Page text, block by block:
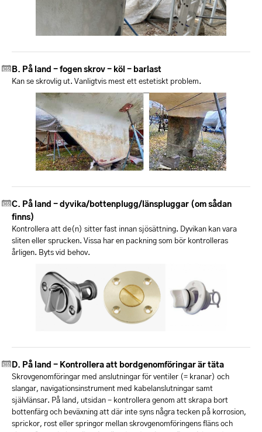
På land - fogen skrov - köl - barlast
Kan se skrovlig ut. Vanligtvis mest ett estetiskt problem.
På land - dyvika/bottenplugg/länspluggar (om sådan
finns)
Kontrollera att de(n) sitter fast innan sjösättning. Dyvikan kan vara
sliten eller sprucken. Vissa har en packning som bör kontrolleras
årligen. Byts vid behov.
På land - Kontrollera att bordgenomföringar är täta
Skrovgenomföringar med anslutningar för ventiler (= kranar) och
slangar, navigationsinstrument med kabelanslutningar samt
självlänsar. På land, utsidan - kontrollera genom att skrapa bort
bottenfärg och beväxning att där inte syns några tecken på korrosion,
sprickor, rost eller springor mellan skrovgenomföringens fläns och